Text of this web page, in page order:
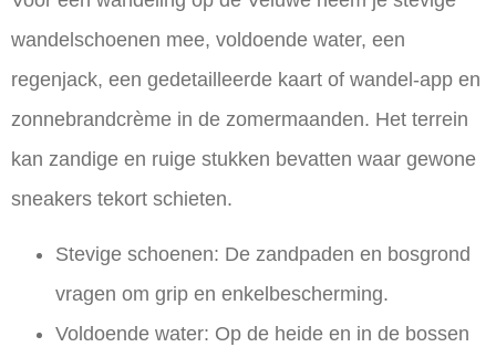
wandelschoenen mee, voldoende water, een
regenjack, een gedetailleerde kaart of wandel-app en
zonnebrandcrème in de zomermaanden. Het terrein
kan zandige en ruige stukken bevatten waar gewone
sneakers tekort schieten.
Stevige schoenen: De zandpaden en bosgrond
vragen om grip en enkelbescherming.
Voldoende water: Op de heide en in de bossen